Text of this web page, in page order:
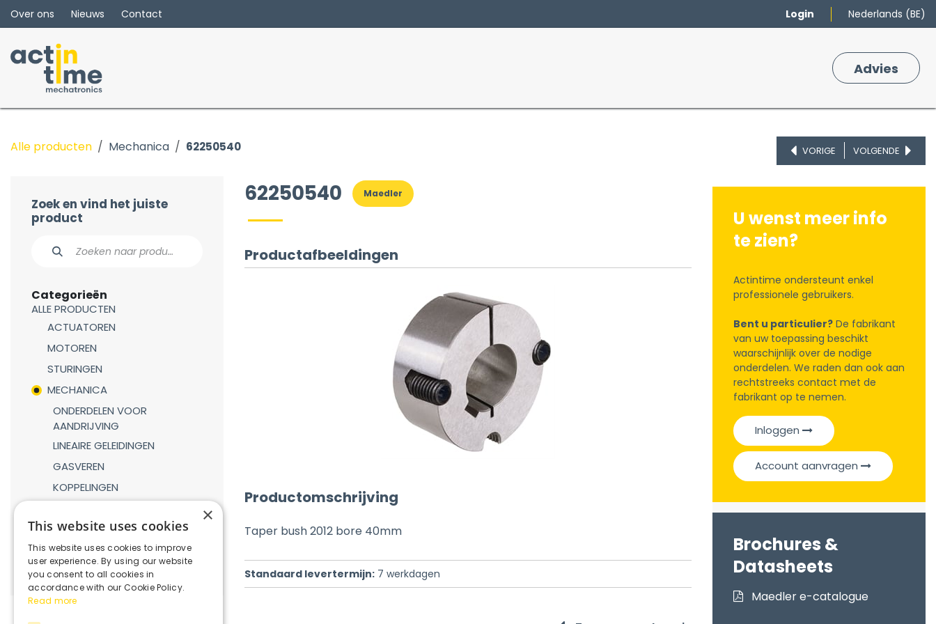
Overslaan naar inhoud
Over ons Nieuws Contact Login Nederlands (BE)
Adv​ies
Alle producten Mechanica 62250540 VORIGE VOLGENDE
Zoek en vind het juiste
product
Categorieën
ALLE PRODUCTEN
ACTUATOREN
MOTOREN
STURINGEN
MECHANICA
ONDERDELEN VOOR
AANDRIJVING
LINEAIRE GELEIDINGEN
GASVEREN
KOPPELINGEN
VERBINDINGSDELEN
ROBOTICA
62250540 Maedler
Productafbeeldingen
Productomschrijving
Taper bush 2012 bore 40mm
Standaard levertermijn: 7 werkdagen
U wenst meer info
te zien?
Actintime ondersteunt enkel
professionele gebruikers.
Bent u particulier? De fabrikant
van uw toepassing beschikt
waarschijnlijk over de nodige
onderdelen. We raden dan ook aan
rechtstreeks contact met de
fabrikant op te nemen.
Inloggen
Account aanvragen
Brochures &
Datasheets
Maedler e-catalogue
×
This website uses cookies
This website uses cookies to improve
user experience. By using our website
you consent to all cookies in
accordance with our Cookie Policy.
Read more